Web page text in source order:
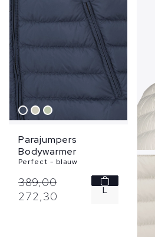
Parajumpers
Bodywarmer
Perfect - blauw
389,00
272,30 L